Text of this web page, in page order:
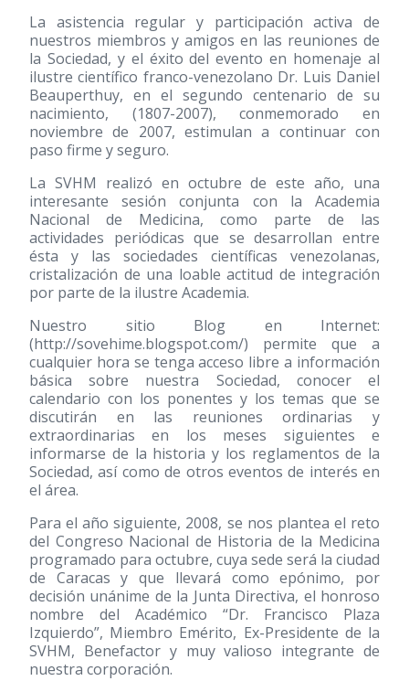
La asistencia regular y participación activa de
nuestros miembros y amigos en las reuniones de
la Sociedad, y el éxito del evento en homenaje al
ilustre científico franco-venezolano Dr. Luis Daniel
Beauperthuy, en el segundo centenario de su
nacimiento, (1807-2007), conmemorado en
noviembre de 2007, estimulan a continuar con
paso firme y seguro.
La SVHM realizó en octubre de este año, una
interesante sesión conjunta con la Academia
Nacional de Medicina, como parte de las
actividades periódicas que se desarrollan entre
ésta y las sociedades científicas venezolanas,
cristalización de una loable actitud de integración
por parte de la ilustre Academia.
Nuestro sitio Blog en Internet:
(http://sovehime.blogspot.com/) permite que a
cualquier hora se tenga acceso libre a información
básica sobre nuestra Sociedad, conocer el
calendario con los ponentes y los temas que se
discutirán en las reuniones ordinarias y
extraordinarias en los meses siguientes e
informarse de la historia y los reglamentos de la
Sociedad, así como de otros eventos de interés en
el área.
Para el año siguiente, 2008, se nos plantea el reto
del Congreso Nacional de Historia de la Medicina
programado para octubre, cuya sede será la ciudad
de Caracas y que llevará como epónimo, por
decisión unánime de la Junta Directiva, el honroso
nombre del Académico “Dr. Francisco Plaza
Izquierdo”, Miembro Emérito, Ex-Presidente de la
SVHM, Benefactor y muy valioso integrante de
nuestra corporación.